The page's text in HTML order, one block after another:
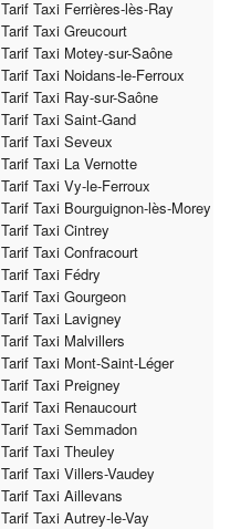
Tarif Taxi Ferrières-lès-Ray
Tarif Taxi Greucourt
Tarif Taxi Motey-sur-Saône
Tarif Taxi Noidans-le-Ferroux
Tarif Taxi Ray-sur-Saône
Tarif Taxi Saint-Gand
Tarif Taxi Seveux
Tarif Taxi La Vernotte
Tarif Taxi Vy-le-Ferroux
Tarif Taxi Bourguignon-lès-Morey
Tarif Taxi Cintrey
Tarif Taxi Confracourt
Tarif Taxi Fédry
Tarif Taxi Gourgeon
Tarif Taxi Lavigney
Tarif Taxi Malvillers
Tarif Taxi Mont-Saint-Léger
Tarif Taxi Preigney
Tarif Taxi Renaucourt
Tarif Taxi Semmadon
Tarif Taxi Theuley
Tarif Taxi Villers-Vaudey
Tarif Taxi Aillevans
Tarif Taxi Autrey-le-Vay